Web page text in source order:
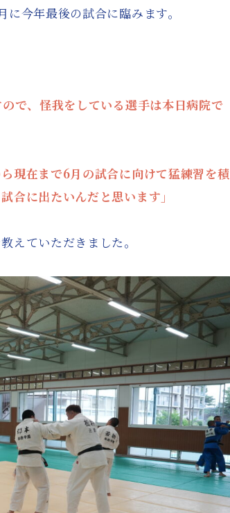
今年最後の試合に臨みます。
で、怪我をしている選手は本日病院で
現在まで6月の試合に向けて猛練習を積
合に出たいんだと思います」
えていただきました。